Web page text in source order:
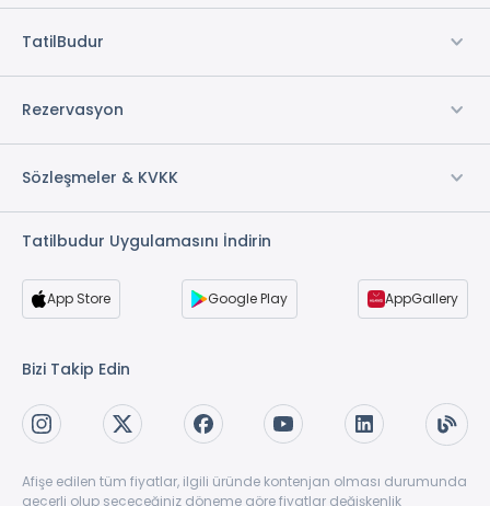
TatilBudur
Rezervasyon
Sözleşmeler & KVKK
Tatilbudur Uygulamasını İndirin
App Store Google Play AppGallery
Bizi Takip Edin
Afişe edilen tüm fiyatlar, ilgili üründe kontenjan olması durumunda
geçerli olup seçeceğiniz döneme göre fiyatlar değişkenlik